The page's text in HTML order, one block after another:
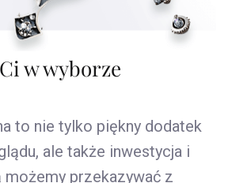
w wyborze
to nie tylko piękny dodatek
ale także inwestycja i
przekazywać z